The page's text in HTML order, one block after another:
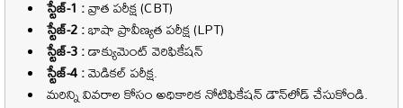
స్టేజ్-1 :వ్రాత పరీక్ష (CBT)
స్టేజ్-2 :భాషా ప్రావీణ్యత పరీక్ష (LPT)
స్టేజ్-3 :డాక్యుమెంట్ వెరిఫికేషన్
స్టేజ్-4 :మెడికల్ పరీక్ష.
మరిన్ని వివరాల కోసం అధికారిక నోటిఫికేషన్ డౌన్‌లోడ్ చేసుకోండి.